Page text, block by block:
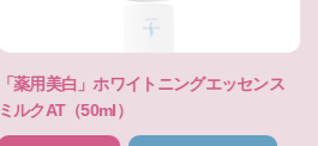
「薬用美白」ホワイトニングエッセンス
ミルクAT（50ml）